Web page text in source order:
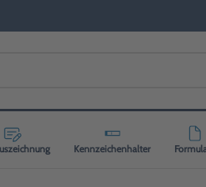
Kennzeichenhalter